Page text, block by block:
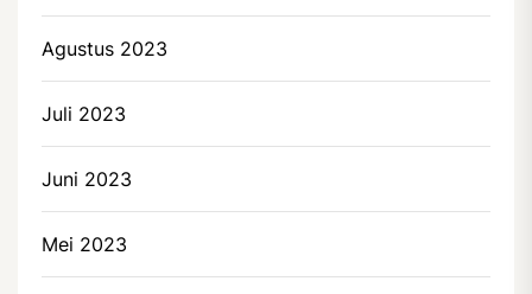
Agustus 2023
Juli 2023
Juni 2023
Mei 2023